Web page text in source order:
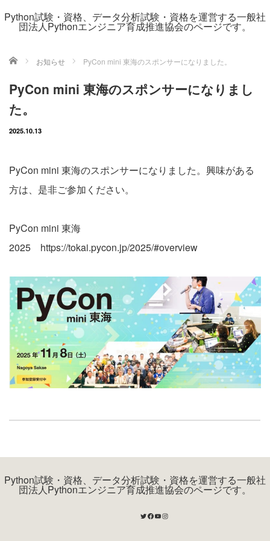
Python試験・資格、データ分析試験・資格を運営する一般社
団法人Pythonエンジニア育成推進協会のページです。
ホーム お知らせ PyCon mini 東海のスポンサーになりました。
PyCon mini 東海のスポンサーになりまし
た。
2025.10.13
PyCon mini 東海のスポンサーになりました。興味がある
方は、是非ご参加ください。
PyCon mini 東海
2025 https://tokai.pycon.jp/2025/#overview
Python試験・資格、データ分析試験・資格を運営する一般社
団法人Pythonエンジニア育成推進協会のページです。
Twitter
Facebook
YouTube
Instagram